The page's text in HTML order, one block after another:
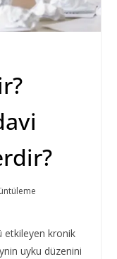
etkileyen kronik
uyku düzenini